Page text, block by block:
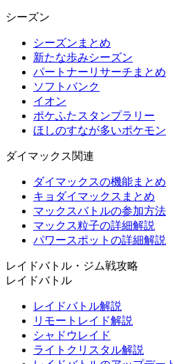
シーズン
シーズンまとめ
新たな歩みシーズン
パートナーリサーチまとめ
ソフトバンク
イオン
ポケふたスタンプラリー
ほしのすなが多いポケモン
ダイマックス関連
ダイマックスの機能まとめ
キョダイマックスまとめ
マックスバトルの参加方法
マックス粒子の詳細解説
パワースポットの詳細解説
レイドバトル・ジム戦攻略
レイドバトル
レイドバトル解説
リモートレイド解説
シャドウレイド
ライトクリスタル解説